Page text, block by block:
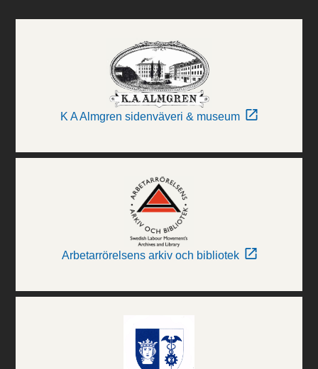
K A Almgren sidenväveri & museum
Arbetarrörelsens arkiv och bibliotek